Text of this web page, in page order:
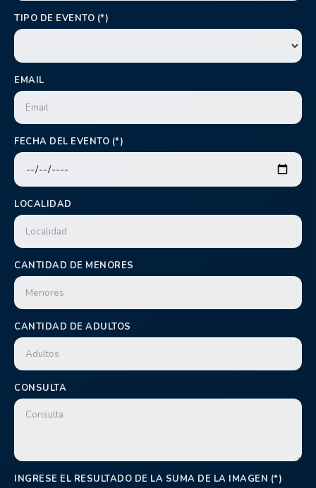
TIPO DE EVENTO (*)
EMAIL
FECHA DEL EVENTO (*)
LOCALIDAD
CANTIDAD DE MENORES
CANTIDAD DE ADULTOS
CONSULTA
INGRESE EL RESULTADO DE LA SUMA DE LA IMAGEN (*)